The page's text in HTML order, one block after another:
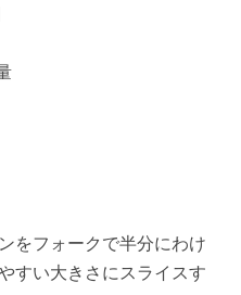
をフォークで半分にわけ
すい大きさにスライスす